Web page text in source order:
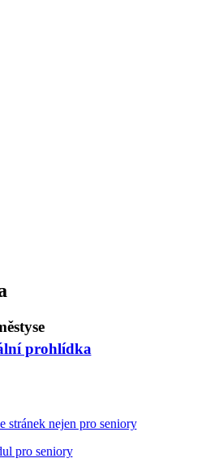
stránek nejen pro seniory